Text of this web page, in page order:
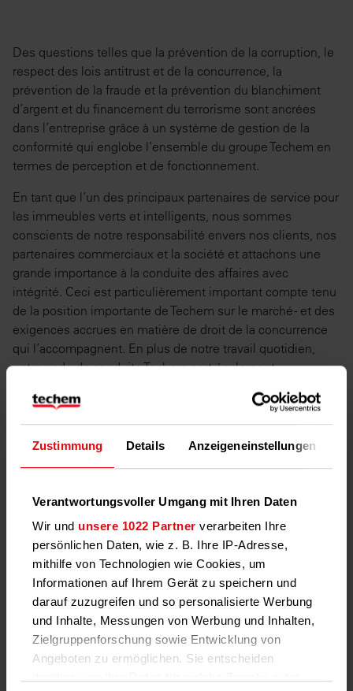
Zustimmung Details Anzeigeneinstellungen
Verantwortungsvoller Umgang mit Ihren Daten
Wir und unsere 1022 Partner verarbeiten Ihre
persönlichen Daten, wie z. B. Ihre IP-Adresse,
mithilfe von Technologien wie Cookies, um
Informationen auf Ihrem Gerät zu speichern und
darauf zuzugreifen und so personalisierte Werbung
und Inhalte, Messungen von Werbung und Inhalten,
Zielgruppenforschung sowie Entwicklung von
Angeboten zu ermöglichen. Sie entscheiden
Des questions telles que la prévention de la corruption, le
respect des lois antitrust et de la concurrence, la
prévention de la fraude et la prévention du blanchiment
d’argent et du financement du terrorisme sont ancrées
dans l’entreprise grâce à un système de gestion de la
conformité qui englobe l’ensemble du groupe Techem en
termes de perception et de fonctionnement.
En tant que l’un des principaux partenaires de service pour
les immeubles verts et intelligents, nous sommes
conscients de notre responsabilité envers nos clients, nos
partenaires commerciaux et la société et attachons une
grande importance à la conduite des affaires avec
intégrité. Ceci est particulièrement important compte tenu
de la position importante de Techem sur le marché - et des
exigences accrues en matière de droit de la concurrence
qui l’accompagnent. En plus de notre travail quotidien,
notre code de conduite Techem sert également
notre compréhension des valeurs de l’intérieur vers
l’extérieur. Il est complété par des directives détaillées,
des brochures et des formations.
Si vous avez des indications de comportement illégal ou
inapproprié chez Techem, veuillez nous contacter en
utilisant les options de contact suivantes.
Contactez-nous: Vous pouvezcontacter le service
Conformité du Groupe Techem directementpour toute
préoccupation, conseils et violations liés à la conformité
via le formulaire de contact ci-dessous.